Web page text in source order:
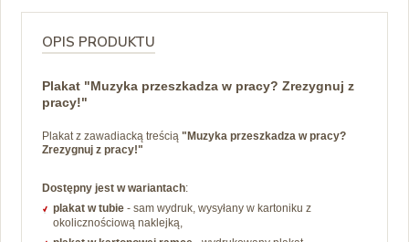
OPIS PRODUKTU
Plakat "Muzyka przeszkadza w pracy? Zrezygnuj z
pracy!"
Plakat z zawadiacką treścią "Muzyka przeszkadza w pracy?
Zrezygnuj z pracy!"
Dostępny jest w wariantach:
plakat w tubie - sam wydruk, wysyłany w kartoniku z
okolicznościową naklejką,